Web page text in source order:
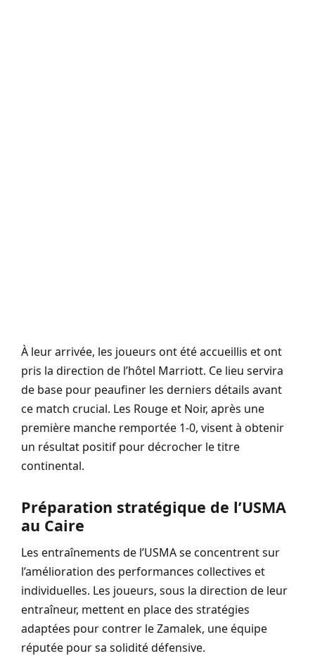
À leur arrivée, les joueurs ont été accueillis et ont
pris la direction de l’hôtel Marriott. Ce lieu servira
de base pour peaufiner les derniers détails avant
ce match crucial. Les Rouge et Noir, après une
première manche remportée 1-0, visent à obtenir
un résultat positif pour décrocher le titre
continental.
Préparation stratégique de l’USMA
au Caire
Les entraînements de l’USMA se concentrent sur
l’amélioration des performances collectives et
individuelles. Les joueurs, sous la direction de leur
entraîneur, mettent en place des stratégies
adaptées pour contrer le Zamalek, une équipe
réputée pour sa solidité défensive.